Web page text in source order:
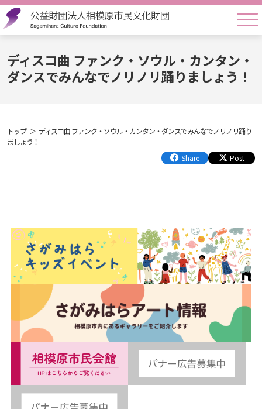
ディスコ曲 ファンク・ソウル・カンタン・
ダンスでみんなでノリノリ踊りましょう！
トップ
ディスコ曲 ファンク・ソウル・カンタン・ダンスでみんなでノリノリ踊り
ましょう！
Share
Post